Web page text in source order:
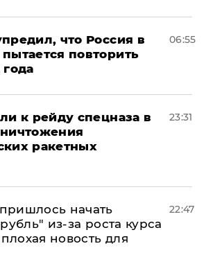
что Россия в
повторить
06:55
к рейду спецназа в
ракетных
23:31
начать
из-за роста курса
новость для
22:47